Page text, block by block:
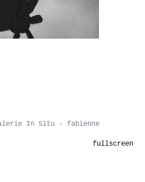
In Situ - fabienne
fullscreen